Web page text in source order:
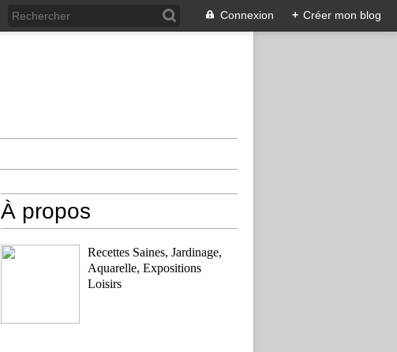
Connexion + Créer mon blog
À propos
Recettes Saines, Jardinage,
Aquarelle, Expositions
Loisirs